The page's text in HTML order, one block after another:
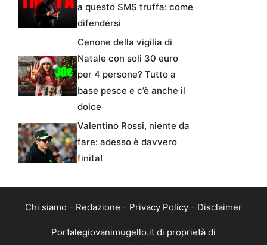
a questo SMS truffa: come
difendersi
Cenone della vigilia di
Natale con soli 30 euro
per 4 persone? Tutto a
base pesce e c’è anche il
dolce
Valentino Rossi, niente da
fare: adesso è davvero
finita!
Chi siamo - Redazione - Privacy Policy - Disclaimer
Portalegiovanimugello.it di proprietà di